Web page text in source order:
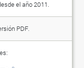
el año 2011.
PDF.